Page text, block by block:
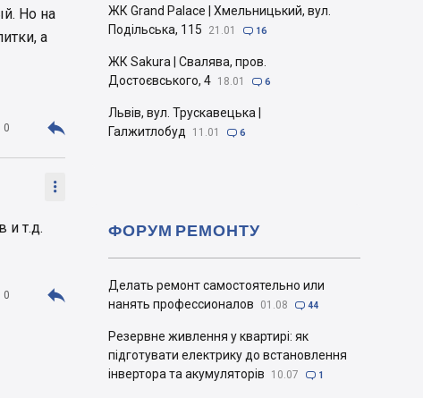
Но на
а
0 

и т.д.
0 
ЖК Grand Palace | Хмельницький, вул.
Подільська, 115
21.01  16
ЖК Sakura | Свалява, пров.
Достоєвського, 4 18.01  6
Львів, вул. Трускавецька |
Галжитлобуд
11.01  6
Делать ремонт самостоятельно или
нанять профессионалов
01.08  44
Резервне живлення у квартирі: як
підготувати електрику до встановлення
інвертора та акумуляторів
10.07  1
ФОРУМ РЕМОНТУ